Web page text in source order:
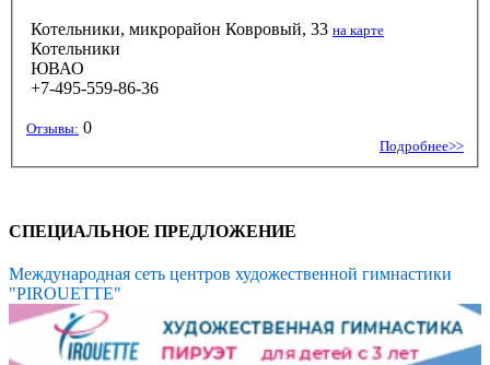
Котельники, микрорайон Ковровый, 33 на карте
Котельники
ЮВАО
+7-495-559-86-36
Отзывы: 0
Подробнее>>
СПЕЦИАЛЬНОЕ ПРЕДЛОЖЕНИЕ
Международная сеть центров художественной гимнастики
"PIROUETTE"